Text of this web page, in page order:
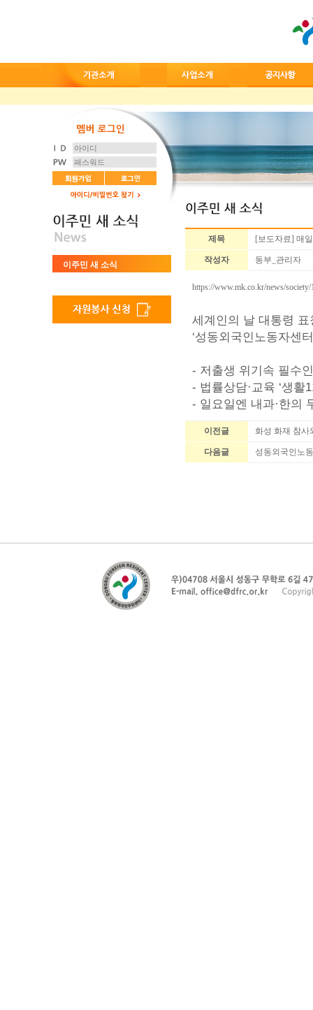
이주민 새 소식
제목 [보도자료] 매
작성자 동부_관리자
https://www.mk.co.kr/news/society/
세계인의 날 대통령 표
‘성동외국인노동자센터
- 저출생 위기속 필수
- 법률상담·교육 ‘생활
- 일요일엔 내과·한의
이전글 화성 화재 참사
다음글 성동외국인노